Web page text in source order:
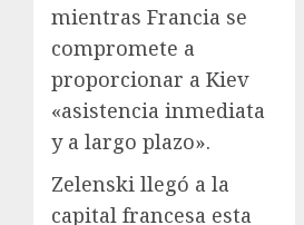
mientras Francia se
compromete a
proporcionar a Kiev
«asistencia inmediata
y a largo plazo».
Zelenski llegó a la
capital francesa esta